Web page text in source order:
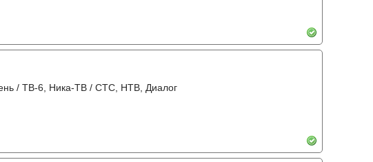
/ ТВ-6, Ника-ТВ / СТС, НТВ, Диалог